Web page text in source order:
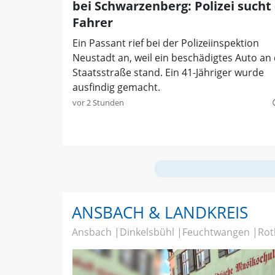
bei Schwarzenberg: Polizei sucht
Fahrer
Ein Passant rief bei der Polizeiinspektion
Neustadt an, weil ein beschädigtes Auto an
Staatsstraße stand. Ein 41-Jähriger wurde
ausfindig gemacht.
vor 2 Stunden
ANSBACH & LANDKREIS
Ansbach Dinkelsbühl Feuchtwangen